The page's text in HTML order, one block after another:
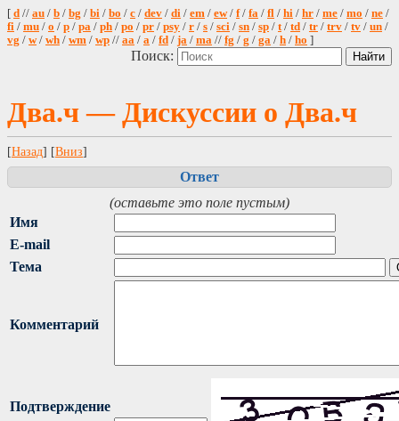
[ d // au / b / bg / bi / bo / c / dev / di / em / ew/ f/ fa / fl / hi / hr / me / mo / ne /
fi / mu / o / p / pa / ph / po / pr / psy / r / s / sci / sn / sp / t/ td / tr / trv / tv / un /
vg / w/ wh / wm / wp // aa / a / fd / ja / ma // fg / g / ga / h / ho ]
Поиск:
Два.ч — Дискуссии о Два.ч
[Назад] [Вниз]
Ответ
(оставьте это поле пустым)
Имя
E-mail
Тема
Комментарий
Подтверждение